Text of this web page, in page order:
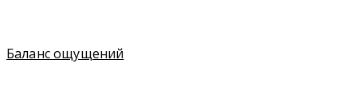
Баланс ощущений